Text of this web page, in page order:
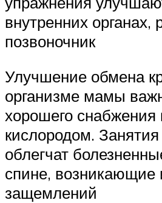
внутренних органах,
позвоночник
Улучшение обмена
организме мамы
хорошего снабжения
кислородом.
облегчат
спине, возникающие
защемлений